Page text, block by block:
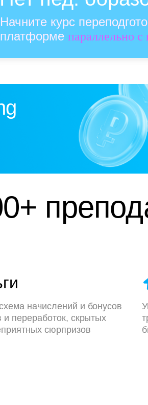
Начните курс
платформе параллельно с
начислений и бонусов
переработок, скрытых
сюрпризов